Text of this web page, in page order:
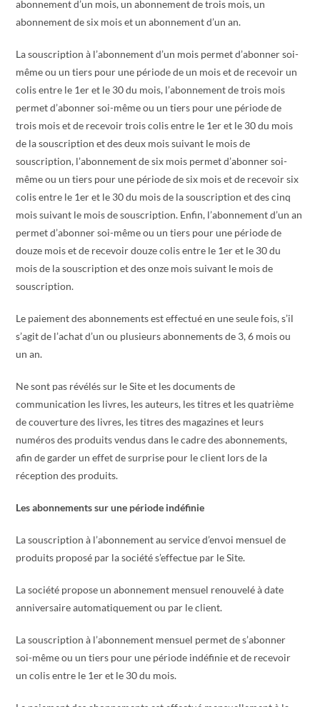
abonnement d’un mois, un abonnement de trois mois, un
abonnement de six mois et un abonnement d’un an.
La souscription à l’abonnement d’un mois permet d’abonner soi-
même ou un tiers pour une période de un mois et de recevoir un
colis entre le 1er et le 30 du mois, l’abonnement de trois mois
permet d’abonner soi-même ou un tiers pour une période de
trois mois et de recevoir trois colis entre le 1er et le 30 du mois
de la souscription et des deux mois suivant le mois de
souscription, l’abonnement de six mois permet d’abonner soi-
même ou un tiers pour une période de six mois et de recevoir six
colis entre le 1er et le 30 du mois de la souscription et des cinq
mois suivant le mois de souscription. Enfin, l’abonnement d’un an
permet d’abonner soi-même ou un tiers pour une période de
douze mois et de recevoir douze colis entre le 1er et le 30 du
mois de la souscription et des onze mois suivant le mois de
souscription.
Le paiement des abonnements est effectué en une seule fois, s’il
s’agit de l’achat d’un ou plusieurs abonnements de 3, 6 mois ou
un an.
Ne sont pas révélés sur le Site et les documents de
communication les livres, les auteurs, les titres et les quatrième
de couverture des livres, les titres des magazines et leurs
numéros des produits vendus dans le cadre des abonnements,
afin de garder un effet de surprise pour le client lors de la
réception des produits.
Les abonnements sur une période indéfinie
La souscription à l’abonnement au service d’envoi mensuel de
produits proposé par la société s’effectue par le Site.
La société propose un abonnement mensuel renouvelé à date
anniversaire automatiquement ou par le client.
La souscription à l’abonnement mensuel permet de s’abonner
soi-même ou un tiers pour une période indéfinie et de recevoir
un colis entre le 1er et le 30 du mois.